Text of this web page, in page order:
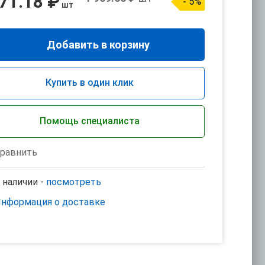
шт
Добавить в корзину
Купить в один клик
Помощь специалиста
наличии - посмотреть
о доставке